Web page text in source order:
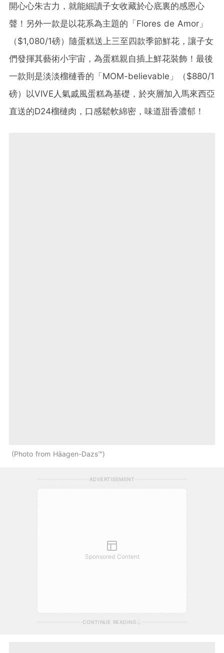
開心心朱古力，就能細讀子女收藏於心底裏的感恩心
聲！另外一款是以花系為主題的「Flores de Amor」
（$1,080/1磅）隨蛋糕送上三至四款季節鮮花，讓子女
們發揮其藝術小宇宙，為蛋糕親自插上鮮花裝飾！最後
一款則是淡淡榴槤香的「MOM-believable」（$880/1
磅）以VIVE人氣戚風蛋糕為基礎，於夾層加入馬來西亞
直送的D24榴槤肉，口感鬆軟綿密，味道甜香濃郁！
Photo from Häagen-Dazs™
ADVERTISEMENT
Sponsored Content
CONTINUE READING